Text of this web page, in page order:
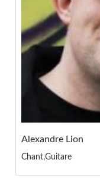
Alexandre Lion
Chant,Guitare